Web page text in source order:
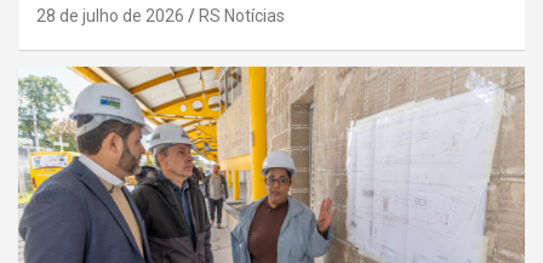
28 de julho de 2026 RS Notícias